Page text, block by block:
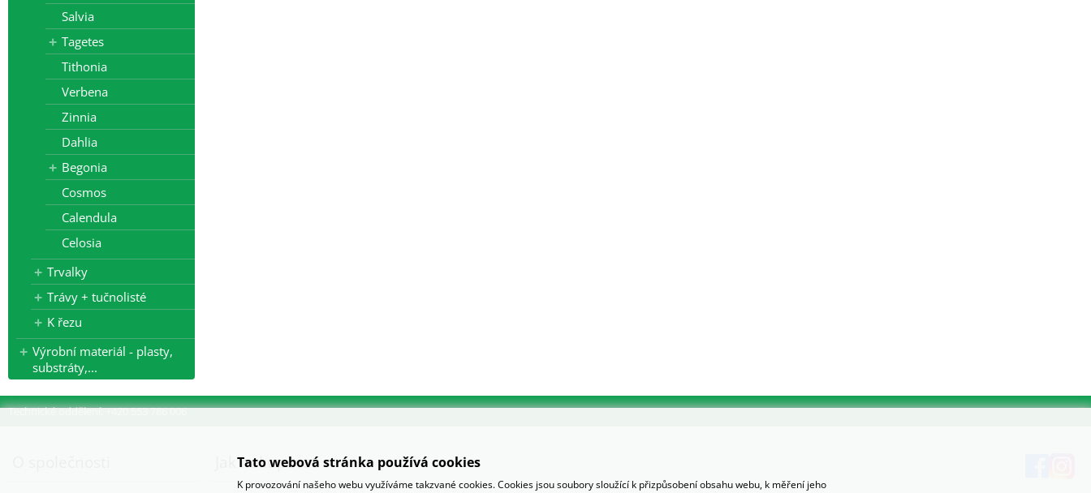
Salvia
Tagetes
Tithonia
Verbena
Zinnia
Dahlia
Begonia
Cosmos
Calendula
Celosia
Trvalky
Trávy + tučnolisté
K řezu
Výrobní materiál - plasty,
substráty,...
Technické oddělení: +420 553 786 006
Jak nakupovat
Tato webová stránka používá cookies
K provozování našeho webu využíváme takzvané cookies. Cookies jsou soubory sloužící k přizpůsobení obsahu webu, k měření jeho